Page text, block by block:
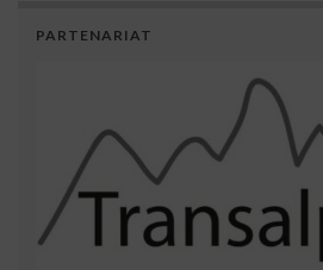
PARTENARIAT